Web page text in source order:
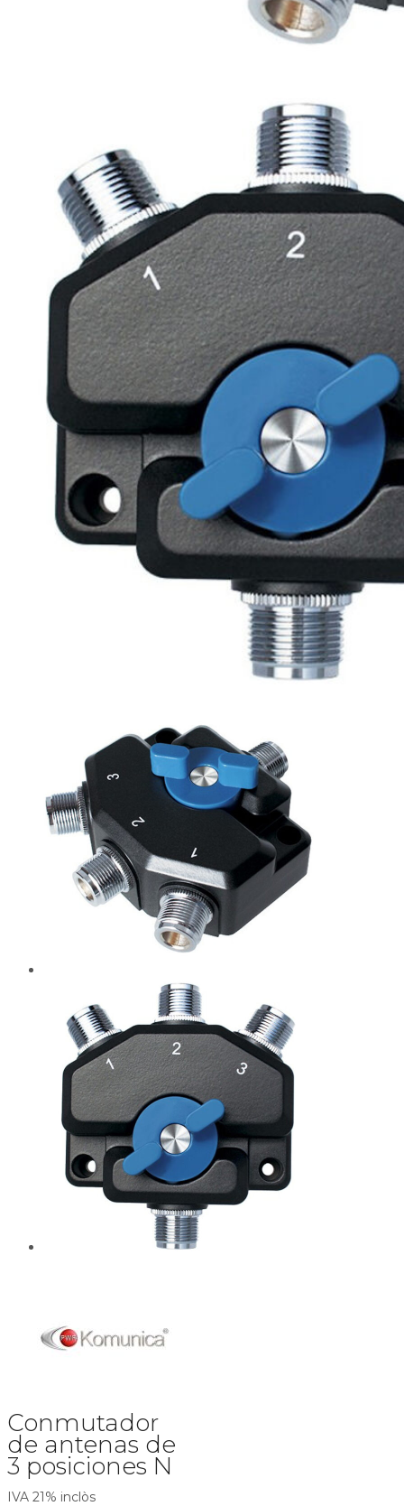
Conmutador
de antenas de
3 posiciones N
IVA 21% inclòs